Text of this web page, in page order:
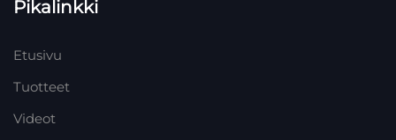
Pikalinkki
Etusivu
Tuotteet
Videot